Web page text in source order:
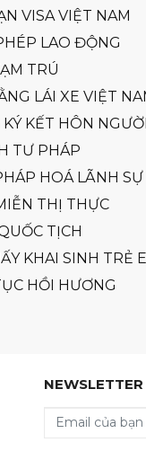
VISA VIỆT NAM
LAO ĐỘNG
TRÚ
LÁI XE VIỆT
KẾT HÔN
TƯ PHÁP
HOÁ LÃNH SỰ
THỊ THỰC
TỊCH
KHAI SINH TRẺ
HỒI HƯƠNG
NEWSLETTER